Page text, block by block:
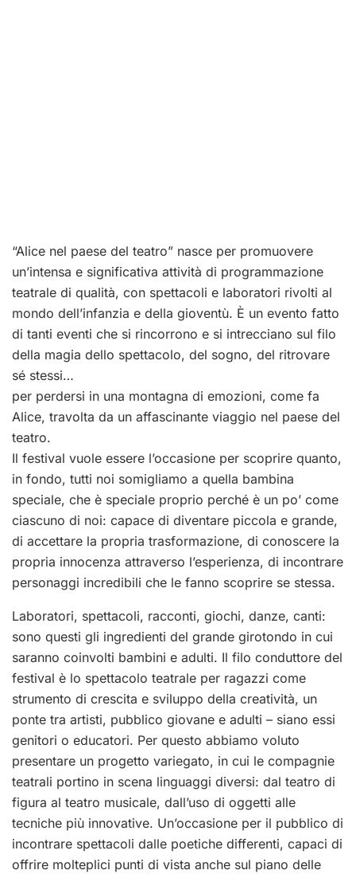
“Alice nel paese del teatro” nasce per promuovere
un’intensa e significativa attività di programmazione
teatrale di qualità, con spettacoli e laboratori rivolti al
mondo dell’infanzia e della gioventù. È un evento fatto
di tanti eventi che si rincorrono e si intrecciano sul filo
della magia dello spettacolo, del sogno, del ritrovare
sé stessi…
per perdersi in una montagna di emozioni, come fa
Alice, travolta da un affascinante viaggio nel paese del
teatro.
Il festival vuole essere l’occasione per scoprire quanto,
in fondo, tutti noi somigliamo a quella bambina
speciale, che è speciale proprio perché è un po’ come
ciascuno di noi: capace di diventare piccola e grande,
di accettare la propria trasformazione, di conoscere la
propria innocenza attraverso l’esperienza, di incontrare
personaggi incredibili che le fanno scoprire se stessa.
Laboratori, spettacoli, racconti, giochi, danze, canti:
sono questi gli ingredienti del grande girotondo in cui
saranno coinvolti bambini e adulti. Il filo conduttore del
festival è lo spettacolo teatrale per ragazzi come
strumento di crescita e sviluppo della creatività, un
ponte tra artisti, pubblico giovane e adulti – siano essi
genitori o educatori. Per questo abbiamo voluto
presentare un progetto variegato, in cui le compagnie
teatrali portino in scena linguaggi diversi: dal teatro di
figura al teatro musicale, dall’uso di oggetti alle
tecniche più innovative. Un’occasione per il pubblico di
incontrare spettacoli dalle poetiche differenti, capaci di
offrire molteplici punti di vista anche sul piano delle